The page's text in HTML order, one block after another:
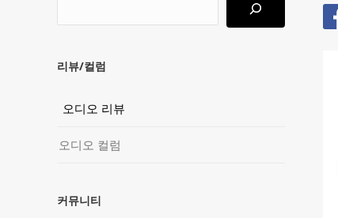
리뷰/컬럼
오디오 리뷰
오디오 컬럼
커뮤니티